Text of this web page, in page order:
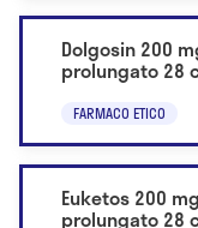
Dolgosin 200
prolungato 28
FARMACO ETICO
Euketos 200
prolungato 28